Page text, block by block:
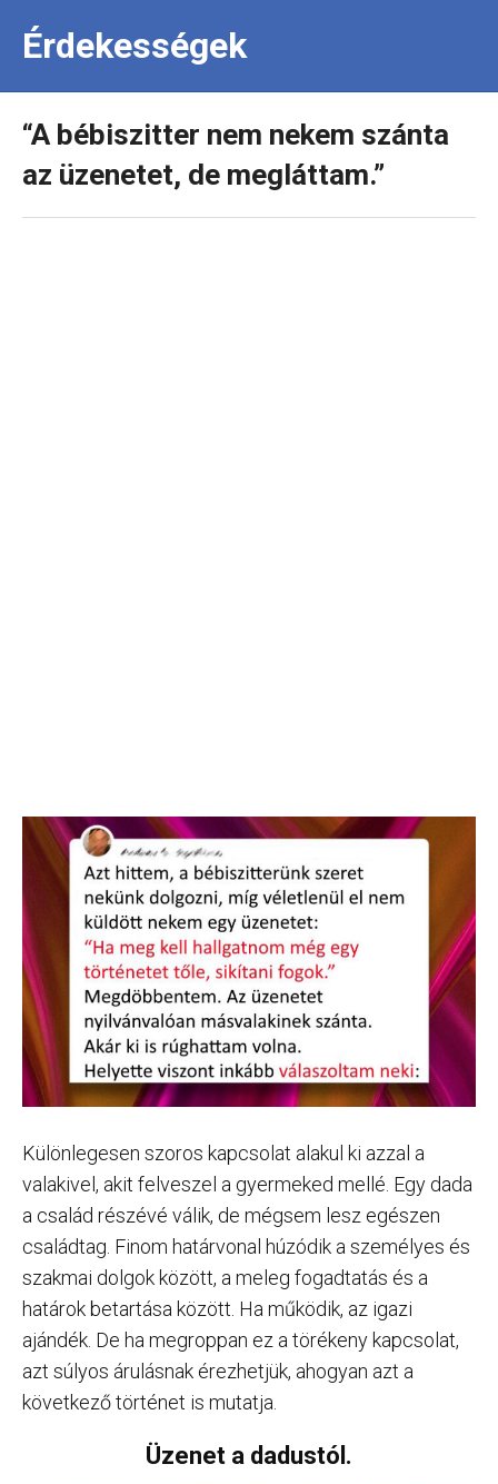
Érdekességek
“A bébiszitter nem nekem szánta
az üzenetet, de megláttam.”
Különlegesen szoros kapcsolat alakul ki azzal a
valakivel, akit felveszel a gyermeked mellé. Egy dada
a család részévé válik, de mégsem lesz egészen
családtag. Finom határvonal húzódik a személyes és
szakmai dolgok között, a meleg fogadtatás és a
határok betartása között. Ha működik, az igazi
ajándék. De ha megroppan ez a törékeny kapcsolat,
azt súlyos árulásnak érezhetjük, ahogyan azt a
következő történet is mutatja.
Üzenet a dadustól.